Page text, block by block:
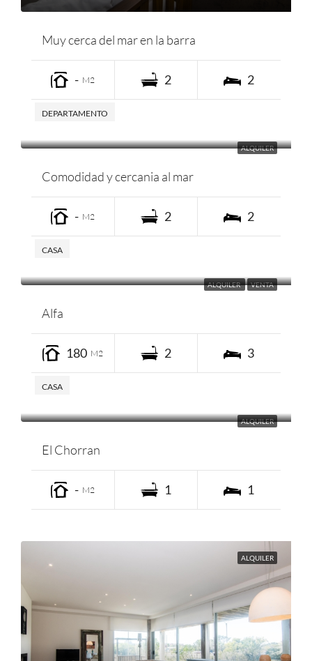
Muy cerca del mar en la barra
- M2 2 2
ALQUILER
Comodidad y cercania al mar
- M2 2 2
DEPARTAMENTO
ALQUILER VENTA
Alfa
180 M2 2 3
CASA
ALQUILER
El Chorran
- M2 1 1
CASA
ALQUILER